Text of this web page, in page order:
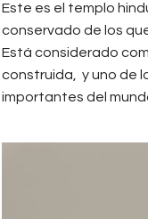
Este es el templo
conservado de los
Está considerado
construida, ​ y uno de
importantes del